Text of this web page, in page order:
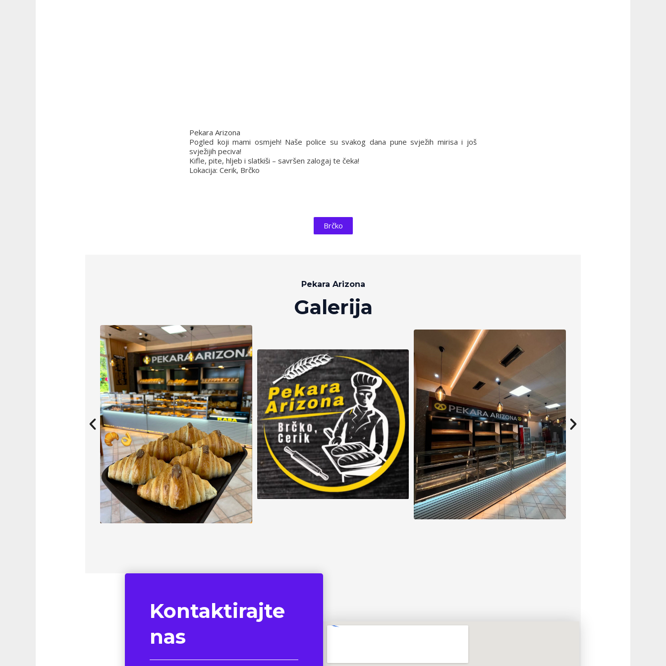
Pekara Arizona
Pogled koji mami osmjeh! Naše police su svakog dana pune svježih mirisa i još
svježijih peciva!
Kifle, pite, hljeb i slatkiši – savršen zalogaj te čeka!
Lokacija: Cerik, Brčko
Brčko
Pekara Arizona
Galerija
Kontaktirajte
nas